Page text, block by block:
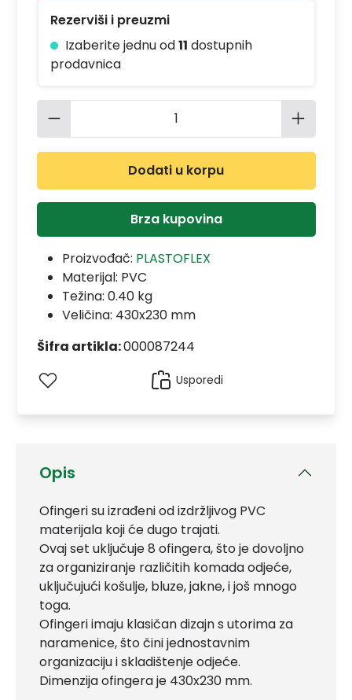
Opis
Ofingeri su izrađeni od izdržljivog PVC
materijala koji će dugo trajati.
Ovaj set uključuje 8 ofingera, što je dovoljno
za organiziranje različitih komada odjeće,
uključujući košulje, bluze, jakne, i još mnogo
toga.
Ofingeri imaju klasičan dizajn s utorima za
naramenice, što čini jednostavnim
organizaciju i skladištenje odjeće.
Dimenzija ofingera je 430x230 mm.
Rezerviši i preuzmi
Izaberite jednu od11 dostupnih
prodavnica
Količina proizvoda: Unesite
Dodati u korpu
Brza kupovina
Proizvođač: PLASTOFLEX
Materijal: PVC
Težina: 0.40 kg
Veličina: 430x230 mm
Šifra artikla:000087244
Usporedi